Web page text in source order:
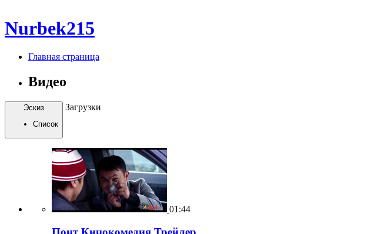
Nurbek215
Главная страница
Видео
Эскиз
Список
Загрузки
01:44